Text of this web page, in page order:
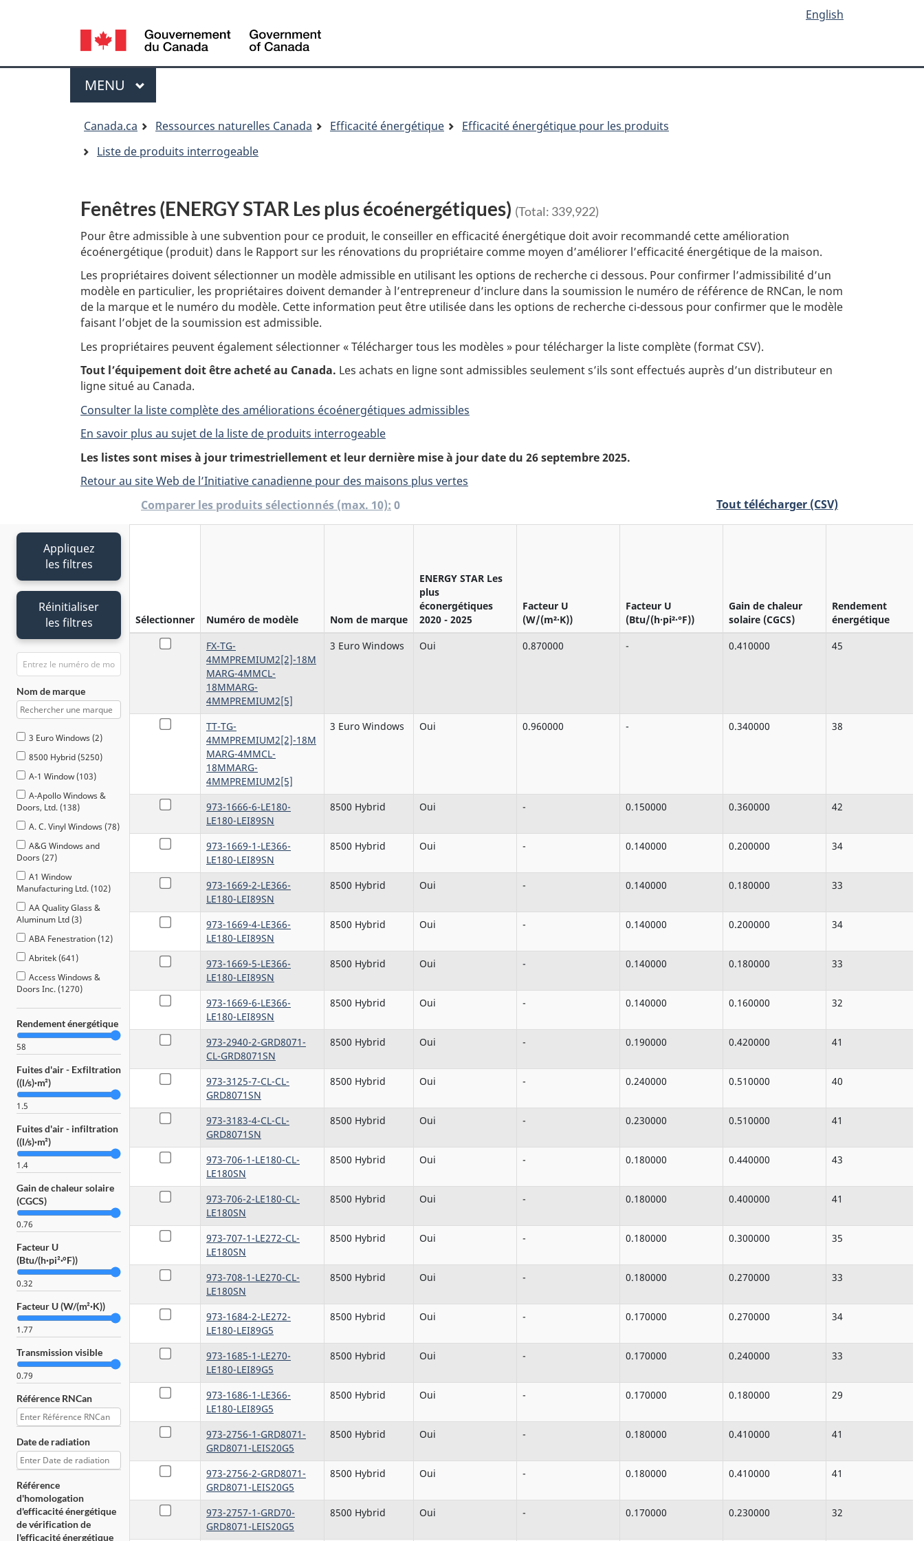
selection
English
du
Menu
MENU PRINCIPAL
Canada.ca Ressources naturelles Canada Efficacité énergétique
Efficacité énergétique pour les produits
Liste de produits interrogeable
Fenêtres (ENERGY STAR Les plus écoénergétiques) (Total: 339,922)
Pour être admissible à une subvention pour ce produit, le conseiller en efficacité énergétique doit avoir recommandé cette amélioration
écoénergétique (produit) dans le Rapport sur les rénovations du propriétaire comme moyen d’améliorer l’efficacité énergétique de la maison.
Les propriétaires doivent sélectionner un modèle admissible en utilisant les options de recherche ci dessous. Pour confirmer l’admissibilité d’un
modèle en particulier, les propriétaires doivent demander à l’entrepreneur d’inclure dans la soumission le numéro de référence de RNCan, le nom
de la marque et le numéro du modèle. Cette information peut être utilisée dans les options de recherche ci-dessous pour confirmer que le modèle
faisant l’objet de la soumission est admissible.
Les propriétaires peuvent également sélectionner « Télécharger tous les modèles » pour télécharger la liste complète (format CSV).
Tout l’équipement doit être acheté au Canada. Les achats en ligne sont admissibles seulement s’ils sont effectués auprès d’un distributeur en
ligne situé au Canada.
Consulter la liste complète des améliorations écoénergétiques admissibles
En savoir plus au sujet de la liste de produits interrogeable
Les listes sont mises à jour trimestriellement et leur dernière mise à jour date du 26 septembre 2025.
Retour au site Web de l’Initiative canadienne pour des maisons plus vertes
Comparer les produits sélectionnés (max. 10): 0 Tout télécharger (CSV)
Appliquez
les filtres
Réinitialiser
les filtres
Nom de marque
3 Euro Windows (2)
8500 Hybrid (5250)
A-1 Window (103)
A-Apollo Windows &
Doors, Ltd. (138)
A. C. Vinyl Windows (78)
A&G Windows and
Doors (27)
A1 Window
Manufacturing Ltd. (102)
AA Quality Glass &
Aluminum Ltd (3)
ABA Fenestration (12)
Abritek (641)
Access Windows &
Doors Inc. (1270)
Accurate Dorwin
(archived / archivé) (8)
Accurate Dorwin 2020
(329)
Achievers Windows &
Doors MFG. (16)
Adurra Portes et
Fenetres (2)
AFPEC INC. (63)
AJC Portes et Fenetres
Inc (220)
AJR Window
Technologies (64)
Aknakoda OÜ (2)
All Weather Windows
Ltd. (2507)
All Weather Windows
Ltd. O/A All Weather At
Home (3780)
All Weather Windows
Ltd. o/a All Weather at
Home (#14296) (360)
Alliance Windows And
Doors, Inc. (1)
Allsco (archived /
Almighty Windows and
Doors (10)
Altec Windows (4)
Altek (181)
Alton (1)
Alumalco (5)
Alumilex Canada Inc.
(2)
Rendement énergétique
58
Fuites d'air - Exfiltration
((l/s)·m²)
1.5
Fuites d'air - infiltration
((l/s)·m²)
1.4
Gain de chaleur solaire
(CGCS)
0.76
Facteur U
(Btu/(h·pi²·°F))
0.32
Facteur U (W/(m²·K))
1.77
Transmission visible
0.79
Référence RNCan
Date de radiation
Référence
d'homologation
d'efficacité énergétique
de vérification de
l'efficacité énergétique
Sélectionner Numéro de modèle Nom de marque
ENERGY STAR Les
plus
éconergétiques
2020 - 2025
Facteur U
(W/(m²·K))
Facteur U
(Btu/(h·pi²·°F))
Gain de chaleur
solaire (CGCS)
Rendement
énergétique
FX-TG-
4MMPREMIUM2[2]-18M
MARG-4MMCL-
18MMARG-
4MMPREMIUM2[5]
3 Euro Windows Oui 0.870000 - 0.410000 45
TT-TG-
4MMPREMIUM2[2]-18M
MARG-4MMCL-
18MMARG-
4MMPREMIUM2[5]
3 Euro Windows Oui 0.960000 - 0.340000 38
973-1666-6-LE180-
LE180-LEI89SN
8500 Hybrid Oui - 0.150000 0.360000 42
973-1669-1-LE366-
LE180-LEI89SN
8500 Hybrid Oui - 0.140000 0.200000 34
973-1669-2-LE366-
LE180-LEI89SN
8500 Hybrid Oui - 0.140000 0.180000 33
973-1669-4-LE366-
LE180-LEI89SN
8500 Hybrid Oui - 0.140000 0.200000 34
973-1669-5-LE366-
LE180-LEI89SN
8500 Hybrid Oui - 0.140000 0.180000 33
973-1669-6-LE366-
LE180-LEI89SN
8500 Hybrid Oui - 0.140000 0.160000 32
973-2940-2-GRD8071-
CL-GRD8071SN
8500 Hybrid Oui - 0.190000 0.420000 41
973-3125-7-CL-CL-
GRD8071SN
8500 Hybrid Oui - 0.240000 0.510000 40
973-3183-4-CL-CL-
GRD8071SN
8500 Hybrid Oui - 0.230000 0.510000 41
973-706-1-LE180-CL-
LE180SN
8500 Hybrid Oui - 0.180000 0.440000 43
973-706-2-LE180-CL-
LE180SN
8500 Hybrid Oui - 0.180000 0.400000 41
973-707-1-LE272-CL-
LE180SN
8500 Hybrid Oui - 0.180000 0.300000 35
973-708-1-LE270-CL-
LE180SN
8500 Hybrid Oui - 0.180000 0.270000 33
973-1684-2-LE272-
LE180-LEI89G5
8500 Hybrid Oui - 0.170000 0.270000 34
973-1685-1-LE270-
LE180-LEI89G5
8500 Hybrid Oui - 0.170000 0.240000 33
973-1686-1-LE366-
LE180-LEI89G5
8500 Hybrid Oui - 0.170000 0.180000 29
973-2756-1-GRD8071-
GRD8071-LEIS20G5
8500 Hybrid Oui - 0.180000 0.410000 41
973-2756-2-GRD8071-
GRD8071-LEIS20G5
8500 Hybrid Oui - 0.180000 0.410000 41
973-2757-1-GRD70-
GRD8071-LEIS20G5
8500 Hybrid Oui - 0.170000 0.230000 32